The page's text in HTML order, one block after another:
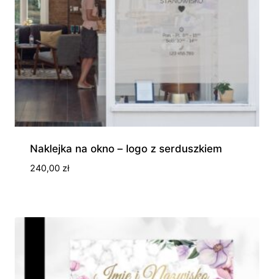
Naklejka na okno – logo z serduszkiem
240,00 zł